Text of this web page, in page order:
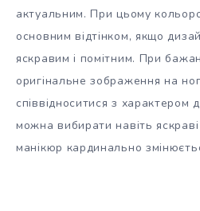
актуальним. При цьому
основним відтінком, якщо
яскравим і помітним. При
оригінальне зображення на
співвідноситися з характером
можна вибирати навіть
манікюр кардинально